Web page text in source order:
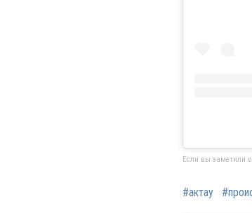
Если вы заметили
#актау